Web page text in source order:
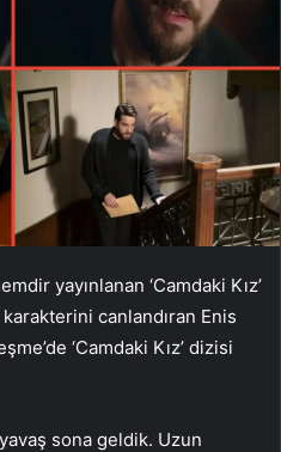
yayınlanan ‘Camdaki Kız’
canlandıran Enis
‘Camdaki Kız’ dizisi
sona geldik. Uzun